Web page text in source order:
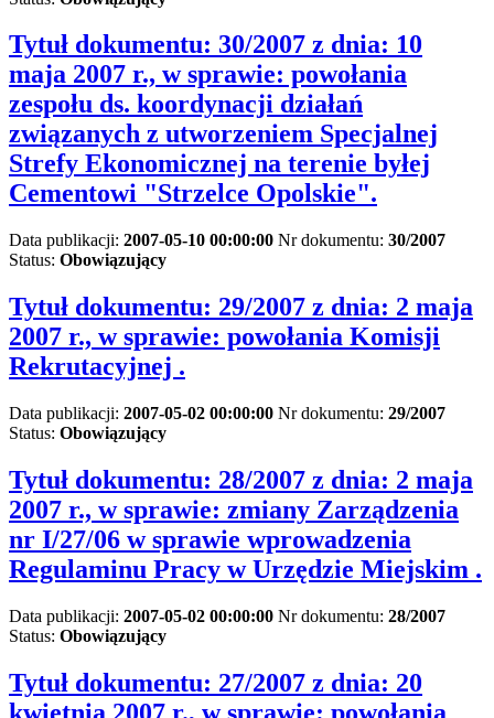
Tytuł dokumentu: 30/2007 z dnia: 10
maja 2007 r., w sprawie: powołania
zespołu ds. koordynacji działań
związanych z utworzeniem Specjalnej
Strefy Ekonomicznej na terenie byłej
Cementowi "Strzelce Opolskie".
Data publikacji: 2007-05-10 00:00:00 Nr dokumentu: 30/2007
Status: Obowiązujący
Tytuł dokumentu: 29/2007 z dnia: 2 maja
2007 r., w sprawie: powołania Komisji
Rekrutacyjnej .
Data publikacji: 2007-05-02 00:00:00 Nr dokumentu: 29/2007
Status: Obowiązujący
Tytuł dokumentu: 28/2007 z dnia: 2 maja
2007 r., w sprawie: zmiany Zarządzenia
nr I/27/06 w sprawie wprowadzenia
Regulaminu Pracy w Urzędzie Miejskim .
Data publikacji: 2007-05-02 00:00:00 Nr dokumentu: 28/2007
Status: Obowiązujący
Tytuł dokumentu: 27/2007 z dnia: 20